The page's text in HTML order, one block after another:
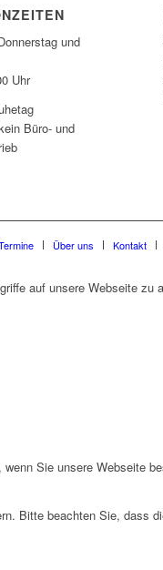
und
Uhr
Büro- und
Über uns Kontakt
auf unsere Webseite zu
Sie unsere Webseite
Bitte beachten Sie, dass